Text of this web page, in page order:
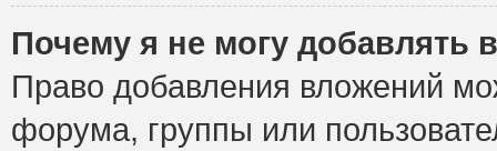
Почему я не могу добавлять
Право добавления вложений
форума, группы или